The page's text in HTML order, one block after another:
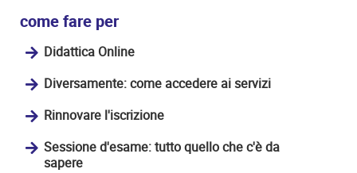
come fare per
Didattica Online
Diversamente: come accedere ai servizi
Rinnovare l'iscrizione
Sessione d'esame: tutto quello che c'è da
sapere